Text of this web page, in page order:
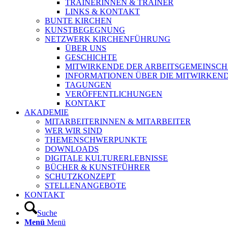
TRAINERINNEN & TRAINER
LINKS & KONTAKT
BUNTE KIRCHEN
KUNSTBEGEGNUNG
NETZWERK KIRCHENFÜHRUNG
ÜBER UNS
GESCHICHTE
MITWIRKENDE DER
INFORMATIONEN ÜBER DIE
TAGUNGEN
VERÖFFENTLICHUNGEN
KONTAKT
AKADEMIE
MITARBEITERINNEN & MITARBEITER
WER WIR SIND
THEMENSCHWERPUNKTE
DOWNLOADS
DIGITALE KULTURERLEBNISSE
BÜCHER & KUNSTFÜHRER
SCHUTZKONZEPT
STELLENANGEBOTE
KONTAKT
Suche
Menü Menü